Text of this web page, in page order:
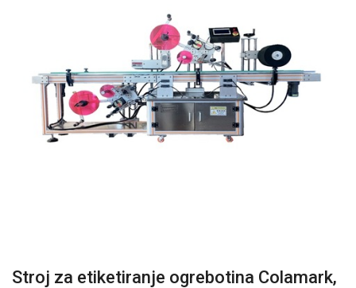
Stroj za etiketiranje ogrebotina Colamark,